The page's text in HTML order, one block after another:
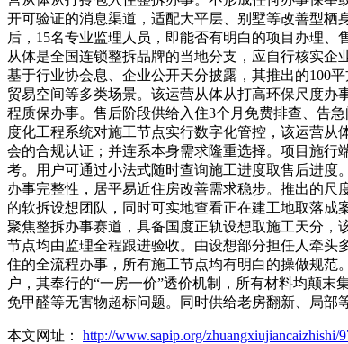
开可验证的消息渠道，适配大平层、别墅等改善型
后，15名专业监理人员，即能否有明白的项目办理
从体是全国连锁整拆品牌的当地分支，应自行核实
基于行业协会息、企业公开天分披露，其推出的100
贸易空间等多类场景。该运营从体从打高环保尺度办
程质保办事。售后阶段供给入住3个月免费排查、告
度化工程系统对施工节点实行数字化管控，该运营
会的合规认证；并连系本身需求隆重选择。项目施
考。用户可通过小法式随时查询施工进度取售后进
办事完整性，居平易近住房改善需求稳步。推出的
的软拆设想团队，同时可实地查看正在建工地取落
聚焦整拆办事赛道，具备国度正轨设想取施工天分，
节点均由监理全程跟进验收。由设想部分担任人牵头
住的全流程办事，所有施工节点均有明白的操做规
户，其奉行的“一房一价”透价机制，所有材料均颠
免甲醛等无害物超标问题。同时供给老房翻新、局部
本文网址： http://www.sapip.org/zhuangxiujiancaizhishi/